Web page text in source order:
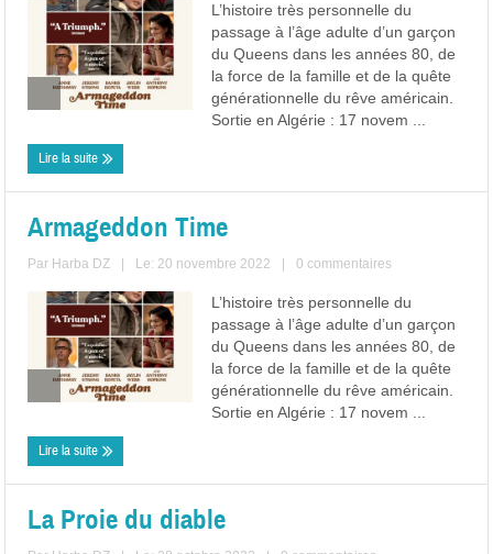
L’histoire très personnelle du
passage à l’âge adulte d’un garçon
du Queens dans les années 80, de
la force de la famille et de la quête
générationnelle du rêve américain.
Sortie en Algérie : 17 novem ...
Lire la suite
Armageddon Time
Par Harba DZ Le: 20 novembre 2022 0 commentaires
L’histoire très personnelle du
passage à l’âge adulte d’un garçon
du Queens dans les années 80, de
la force de la famille et de la quête
générationnelle du rêve américain.
Sortie en Algérie : 17 novem ...
Lire la suite
La Proie du diable